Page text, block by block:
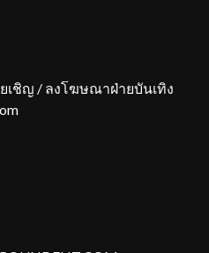
เชิญ / ลงโฆษณาฝ่ายบันเทิง